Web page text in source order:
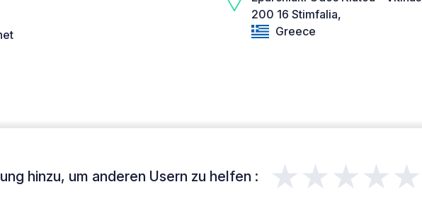
200 16 Stimfalia,
Greece
hinzu, um anderen Usern zu helfen : ★★★★★